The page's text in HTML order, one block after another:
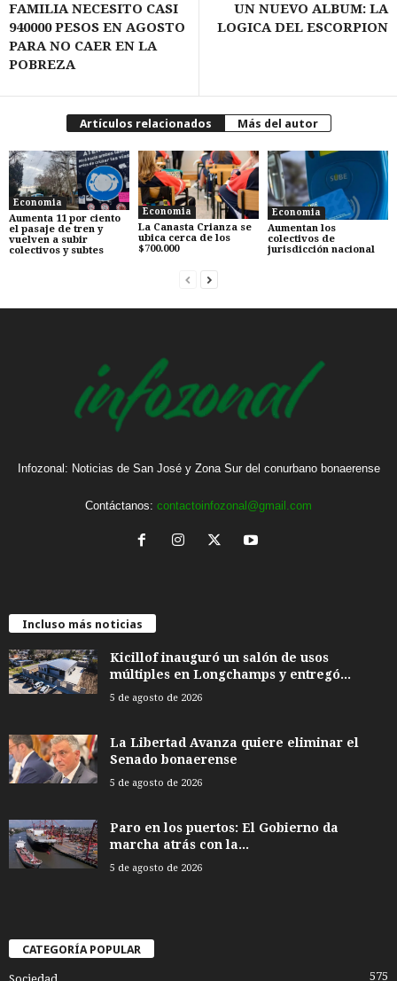
FAMILIA NECESITO CASI
940000 PESOS EN AGOSTO
PARA NO CAER EN LA
POBREZA
UN NUEVO ALBUM: LA
LOGICA DEL ESCORPION
Artículos relacionados Más del autor
Economia
Aumenta 11 por ciento
el pasaje de tren y
vuelven a subir
colectivos y subtes
Economia
La Canasta Crianza se
ubica cerca de los
$700.000
Economia
Aumentan los
colectivos de
jurisdicción nacional
Infozonal: Noticias de San José y Zona Sur del conurbano bonaerense
Contáctanos: contactoinfozonal@gmail.com
Incluso más noticias
Kicillof inauguró un salón de usos
múltiples en Longchamps y entregó...
5 de agosto de 2026
La Libertad Avanza quiere eliminar el
Senado bonaerense
5 de agosto de 2026
Paro en los puertos: El Gobierno da
marcha atrás con la...
5 de agosto de 2026
CATEGORÍA POPULAR
575